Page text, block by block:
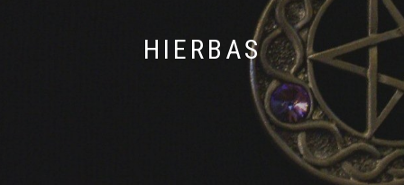
HIERBAS